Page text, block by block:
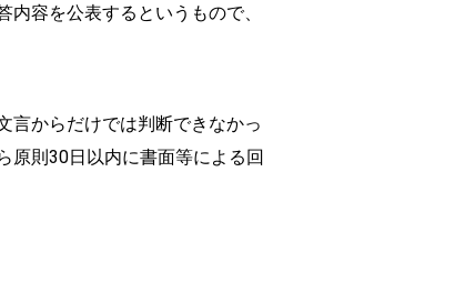
容を公表するというもので、
言からだけでは判断できなかっ
原則30日以内に書面等による回